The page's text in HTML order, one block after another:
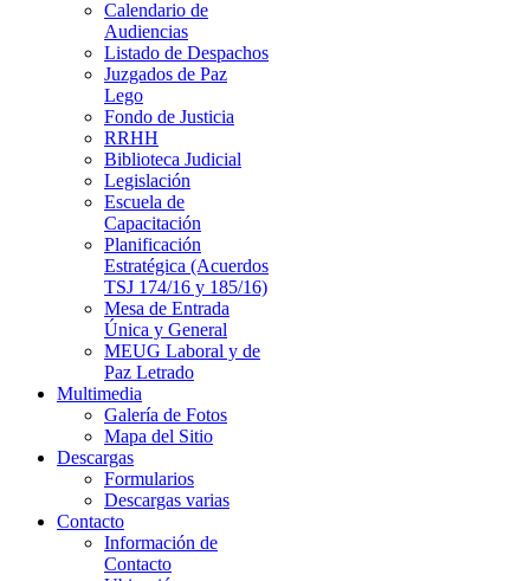
Calendario de
Audiencias
Listado de Despachos
Juzgados de Paz
Lego
Fondo de Justicia
RRHH
Biblioteca Judicial
Legislación
Escuela de
Capacitación
Planificación
Estratégica (Acuerdos
TSJ 174/16 y 185/16)
Mesa de Entrada
Única y General
MEUG Laboral y de
Paz Letrado
Multimedia
Galería de Fotos
Mapa del Sitio
Descargas
Formularios
Descargas varias
Contacto
Información de
Contacto